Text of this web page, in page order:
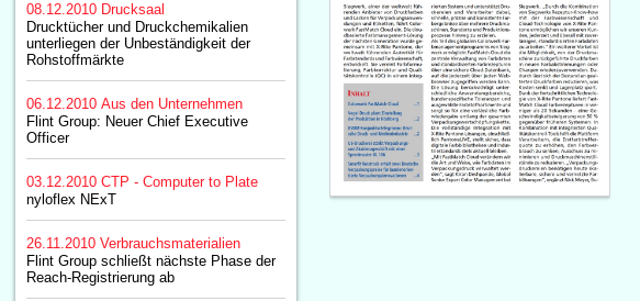
08.12.2010 Drucksaal
Drucktücher und Druckchemikalien
unterliegen der Unbeständigkeit der
Rohstoffmärkte
06.12.2010 Aus den Unternehmen
Flint Group: Neuer Chief Executive
Officer
03.12.2010 CTP - Computer to Plate
nyloflex NExT
26.11.2010 Verbrauchsmaterialien
Flint Group schließt nächste Phase der
Reach-Registrierung ab